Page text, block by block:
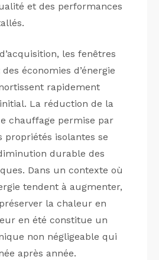
et des performances
les fenêtres
économies d’énergie
rapidement
La réduction de la
chauffage permise par
propriétés isolantes se
durable des
Dans un contexte où
tendent à augmenter,
la chaleur en
en été constitue un
non négligeable qui
après année.